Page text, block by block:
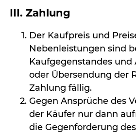
III. Zahlung
Der Kaufpreis und
Nebenleistungen sind
Kaufgegenstandes und
oder Übersendung der
Zahlung fällig.
Gegen Ansprüche des
der Käufer nur dann
die Gegenforderung